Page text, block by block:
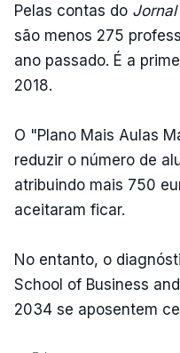
Pelas contas do
são menos 275
ano passado. É a
2018.
O "Plano Mais Aulas
reduzir o número de
atribuindo mais 750
aceitaram ficar.
No entanto, o
School of Business
2034 se aposentem